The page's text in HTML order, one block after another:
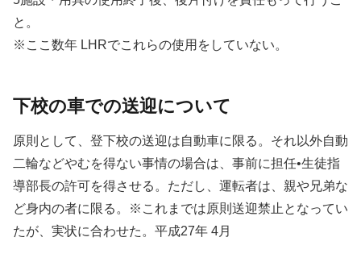
と。
※ここ数年 LHRでこれらの使用をしていない。
下校の車での送迎について
原則として、登下校の送迎は自動車に限る。それ以外自動
二輪などやむを得ない事情の場合は、事前に担任•生徒指
導部長の許可を得させる。ただし、運転者は、親や兄弟な
ど身内の者に限る。※これまでは原則送迎禁止となってい
たが、実状に合わせた。平成27年 4月